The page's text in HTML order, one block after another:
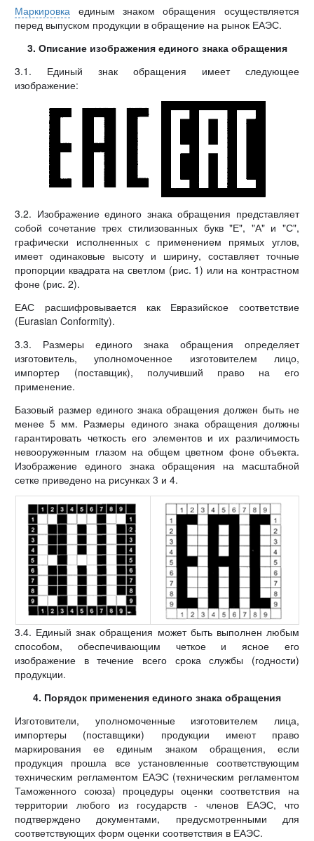
Маркировка единым знаком обращения осуществляется
перед выпуском продукции в обращение на рынок ЕАЭС.
3. Описание изображения единого знака обращения
3.1. Единый знак обращения имеет следующее
изображение:
3.2. Изображение единого знака обращения представляет
собой сочетание трех стилизованных букв "Е", "А" и "С",
графически исполненных с применением прямых углов,
имеет одинаковые высоту и ширину, составляет точные
пропорции квадрата на светлом (рис. 1) или на контрастном
фоне (рис. 2).
ЕАС расшифровывается как Евразийское соответствие
(Eurasian Conformity).
3.3. Размеры единого знака обращения определяет
изготовитель, уполномоченное изготовителем лицо,
импортер (поставщик), получивший право на его
применение.
Базовый размер единого знака обращения должен быть не
менее 5 мм. Размеры единого знака обращения должны
гарантировать четкость его элементов и их различимость
невооруженным глазом на общем цветном фоне объекта.
Изображение единого знака обращения на масштабной
сетке приведено на рисунках 3 и 4.
3.4. Единый знак обращения может быть выполнен любым
способом, обеспечивающим четкое и ясное его
изображение в течение всего срока службы (годности)
продукции.
4. Порядок применения единого знака обращения
Изготовители, уполномоченные изготовителем лица,
импортеры (поставщики) продукции имеют право
маркирования ее единым знаком обращения, если
продукция прошла все установленные соответствующим
техническим регламентом ЕАЭС (техническим регламентом
Таможенного союза) процедуры оценки соответствия на
территории любого из государств - членов ЕАЭС, что
подтверждено документами, предусмотренными для
соответствующих форм оценки соответствия в ЕАЭС.